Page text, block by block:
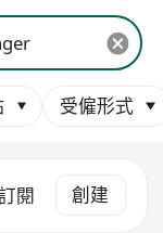
受僱形式
閱 創建